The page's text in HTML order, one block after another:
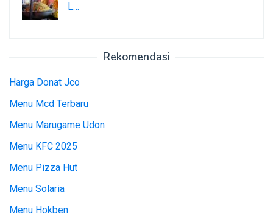
L…
Rekomendasi
Harga Donat Jco
Menu Mcd Terbaru
Menu Marugame Udon
Menu KFC 2025
Menu Pizza Hut
Menu Solaria
Menu Hokben